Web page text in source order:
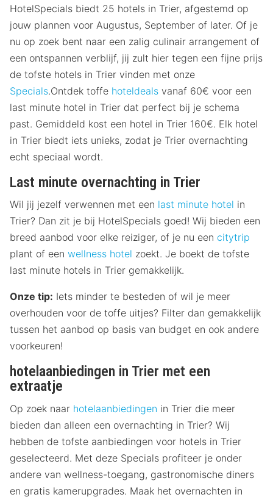
HotelSpecials biedt 25 hotels in Trier, afgestemd op
jouw plannen voor Augustus, September of later. Of je
nu op zoek bent naar een zalig culinair arrangement of
een ontspannen verblijf, jij zult hier tegen een fijne prijs
de tofste hotels in Trier vinden met onze
Specials.Ontdek toffe hoteldeals vanaf 60€ voor een
last minute hotel in Trier dat perfect bij je schema
past. Gemiddeld kost een hotel in Trier 160€. Elk hotel
in Trier biedt iets unieks, zodat je Trier overnachting
echt speciaal wordt.
Last minute overnachting in Trier
Wil jij jezelf verwennen met een last minute hotel in
Trier? Dan zit je bij HotelSpecials goed! Wij bieden een
breed aanbod voor elke reiziger, of je nu een citytrip
plant of een wellness hotel zoekt. Je boekt de tofste
last minute hotels in Trier gemakkelijk.
Onze tip: Iets minder te besteden of wil je meer
overhouden voor de toffe uitjes? Filter dan gemakkelijk
tussen het aanbod op basis van budget en ook andere
voorkeuren!
hotelaanbiedingen in Trier met een
extraatje
Op zoek naar hotelaanbiedingen in Trier die meer
bieden dan alleen een overnachting in Trier? Wij
hebben de tofste aanbiedingen voor hotels in Trier
geselecteerd. Met deze Specials profiteer je onder
andere van wellness-toegang, gastronomische diners
en gratis kamerupgrades. Maak het overnachten in